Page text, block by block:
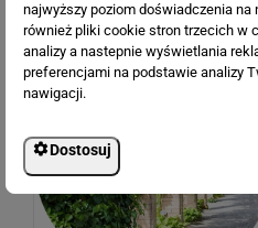
najwyższy poziom doświadczenia
również pliki cookie stron trzecich w
analizy a nastepnie wyświetlania
preferencjami na podstawie analizy
nawigacji.
Dostosuj